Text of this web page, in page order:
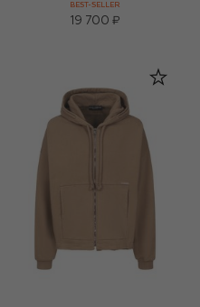
BEST-SELLER
19 700 ₽